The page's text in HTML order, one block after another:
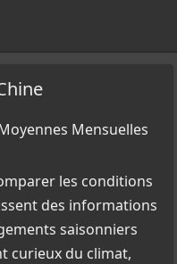
Mensuelles
les conditions
des informations
saisonniers
curieux du climat,